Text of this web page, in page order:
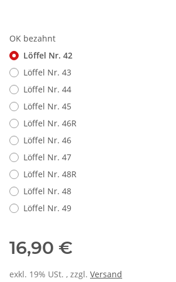
OK bezahnt
Löffel Nr. 42
Löffel Nr. 43
Löffel Nr. 44
Löffel Nr. 45
Löffel Nr. 46R
Löffel Nr. 46
Löffel Nr. 47
Löffel Nr. 48R
Löffel Nr. 48
Löffel Nr. 49
16,90 €
exkl. 19% USt. , zzgl. Versand